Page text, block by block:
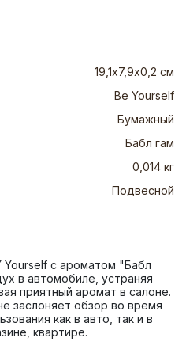
19,1х7,9х0,2 см
Be Yourself
Бумажный
Бабл гам
0,014 кг
Подвесной
с ароматом "Бабл
в автомобиле, устраняя
приятный аромат в салоне.
заслоняет обзор во время
как в авто, так и в
квартире.